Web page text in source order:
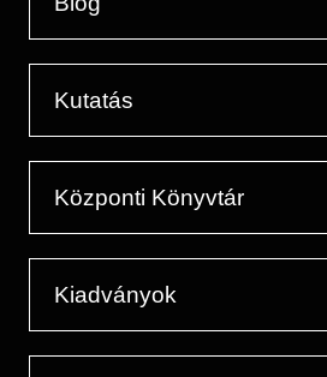
Kutatás
Központi Könyvtár
Kiadványok